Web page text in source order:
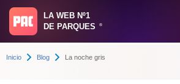
LA WEB Nº1
DE PARQUES
®
Inicio Blog La noche gris